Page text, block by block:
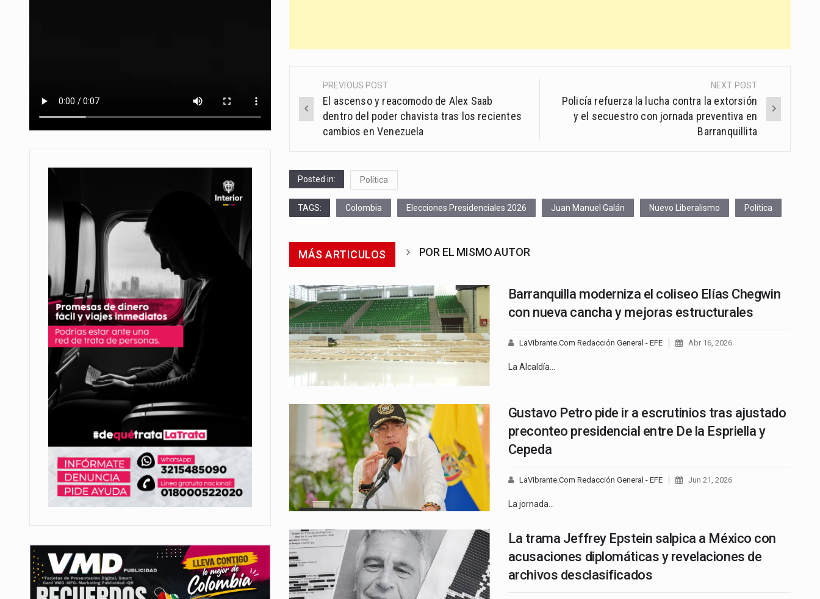
Post
navigation
PREVIOUS POST
El ascenso y reacomodo de Alex Saab
dentro del poder chavista tras los recientes
cambios en Venezuela
NEXT POST
Policía refuerza la lucha contra la extorsión
y el secuestro con jornada preventiva en
Barranquillita
Posted in: Política
TAGS: Colombia Elecciones Presidenciales 2026 Juan Manuel Galán Nuevo Liberalismo Política
MÁS ARTICULOS POR EL MISMO AUTOR
Barranquilla moderniza el coliseo Elías Chegwin
con nueva cancha y mejoras estructurales
LaVibrante.Com Redacción General - EFE Abr 16, 2026
La Alcaldía…
Gustavo Petro pide ir a escrutinios tras ajustado
preconteo presidencial entre De la Espriella y
Cepeda
LaVibrante.Com Redacción General - EFE Jun 21, 2026
La jornada…
La trama Jeffrey Epstein salpica a México con
acusaciones diplomáticas y revelaciones de
archivos desclasificados